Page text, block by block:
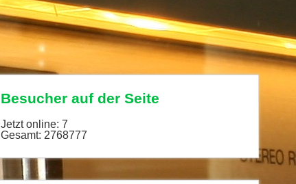
Besucher auf der Seite
Jetzt online: 7
Gesamt: 2768777